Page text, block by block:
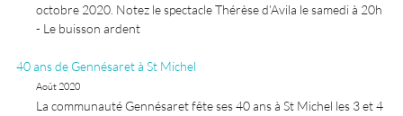
octobre 2020. Notez le spectacle Thérèse d’Avila le samedi à 20h
- Le buisson ardent
40 ans de Gennésaret à St Michel
Août 2020
La communauté Gennésaret fête ses 40 ans à St Michel les 3 et 4